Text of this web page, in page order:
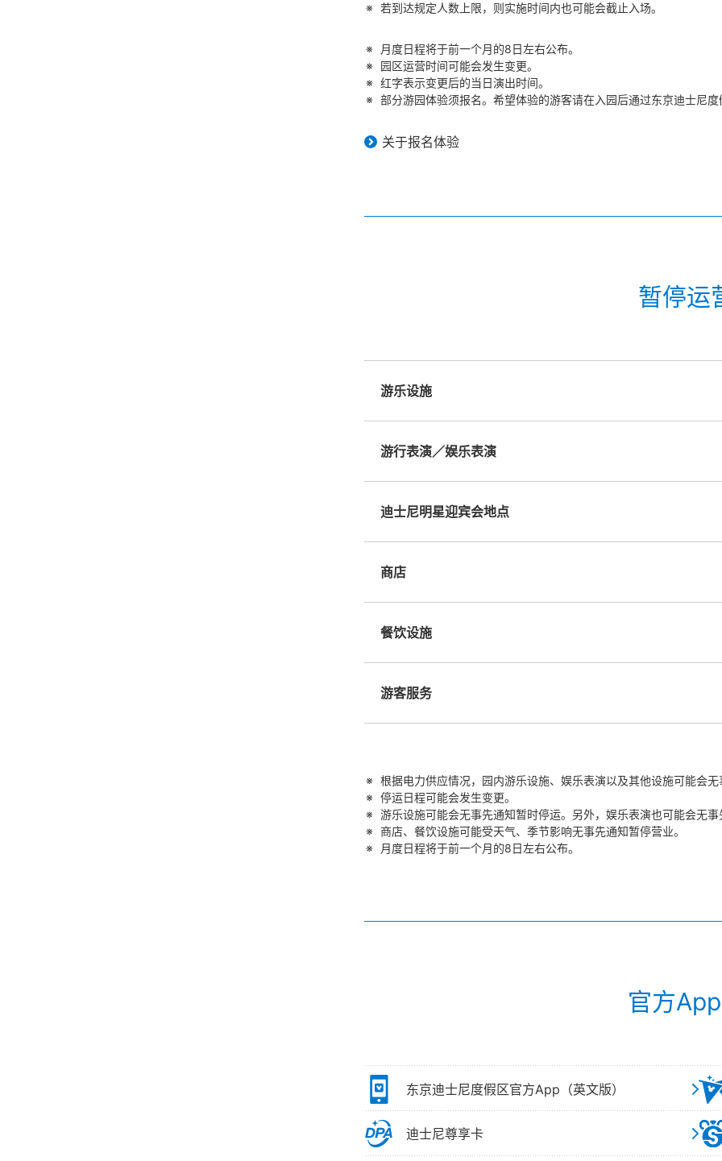
若到达规定人数上限，则实施时间内也可能会截止入场。
月度日程将于前一个月的8日左右公布。
园区运营时间可能会发生变更。
红字表示变更后的当日演出时间。
部分游园体验须报名。希望体验的游客请在入园后通过东京迪士尼
关于报名体验
暂停运
游乐设施
游行表演／娱乐表演
迪士尼明星迎宾会地点
商店
餐饮设施
游客服务
根据电力供应情况，园内游乐设施、娱乐表演以及其他设施可能会
停运日程可能会发生变更。
游乐设施可能会无事先通知暂时停运。另外，娱乐表演也可能会无
商店、餐饮设施可能受天气、季节影响无事先通知暂停营业。
月度日程将于前一个月的8日左右公布。
官方
东京迪士尼度假区官方App（英文版）
迪士尼尊享卡